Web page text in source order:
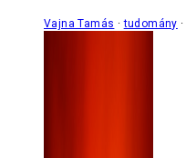
Vajna Tamás tudomány